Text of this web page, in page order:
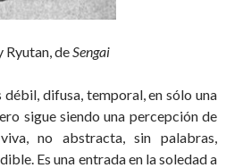
Ryutan, deSengai
débil, difusa, temporal, en sólo una
sigue siendo una percepción de
no abstracta, sin palabras,
Es una entrada en la soledad a